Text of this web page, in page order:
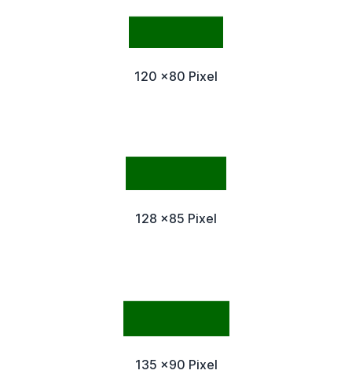
120 x80 Pixel
128 x85 Pixel
135 x90 Pixel